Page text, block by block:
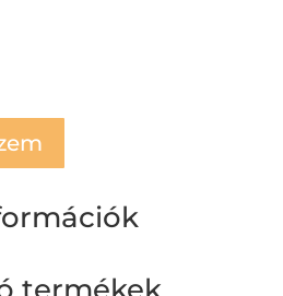
termékek